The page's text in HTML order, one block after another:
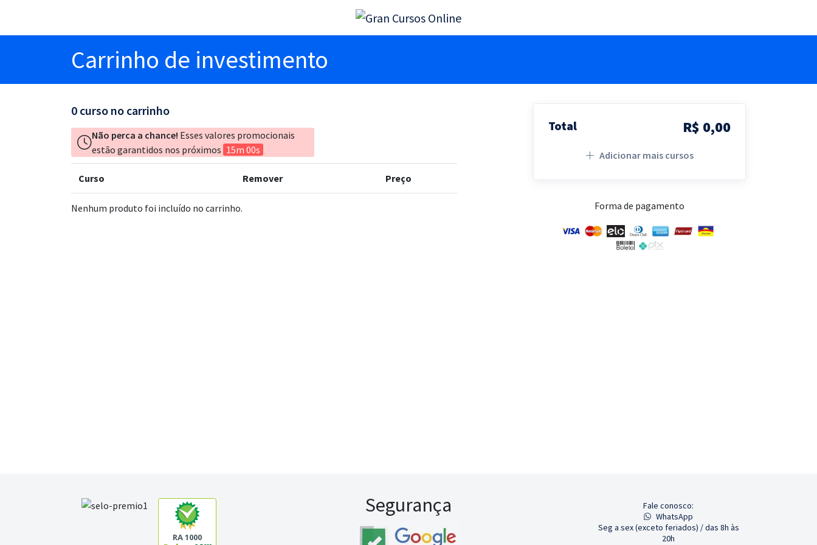
Carrinho de investimento
0 curso no carrinho
Não perca a chance! Esses valores promocionais
estão garantidos nos próximos 15m 00s
Curso Remover Preço
Nenhum produto foi incluído no carrinho.
Total R$ 0,00
Adicionar mais cursos
Forma de pagamento
RA 1000
Segurança
Fale conosco:
WhatsApp
Seg a sex (exceto feriados) / das 8h às
20h